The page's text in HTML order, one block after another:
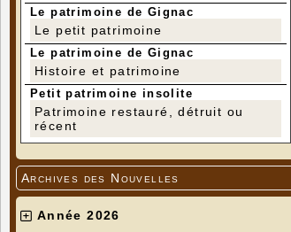
Le patrimoine de Gignac
Le petit patrimoine
Le patrimoine de Gignac
Histoire et patrimoine
Petit patrimoine insolite
Patrimoine restauré, détruit ou
récent
Archives des Nouvelles
Année 2026